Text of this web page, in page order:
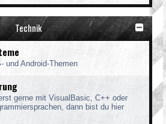
Technik
und Android-Themen
gerne mit VisualBasic, C++ oder
dann bist du hier